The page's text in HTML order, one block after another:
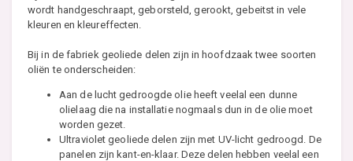
wordt handgeschraapt, geborsteld, gerookt, gebeitst in vele
kleuren en kleureffecten.
Bij in de fabriek geoliede delen zijn in hoofdzaak twee soorten
oliën te onderscheiden:
Aan de lucht gedroogde olie heeft veelal een dunne
olielaag die na installatie nogmaals dun in de olie moet
worden gezet.
Ultraviolet geoliede delen zijn met UV-licht gedroogd. De
panelen zijn kant-en-klaar. Deze delen hebben veelal een